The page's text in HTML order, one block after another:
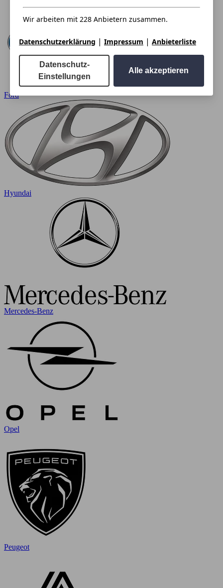
Ford
Hyundai
Mercedes-Benz
Opel
Peugeot
Wir arbeiten mit 228 Anbietern zusammen.
Datenschutzerklärung | Impressum | Anbieterliste
Datenschutz-
Einstellungen
Alle akzeptieren